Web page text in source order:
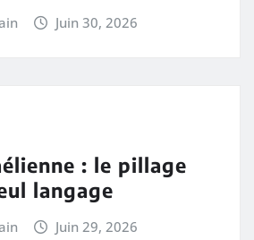
Juin 30, 2026
: le pillage
langage
Juin 29, 2026